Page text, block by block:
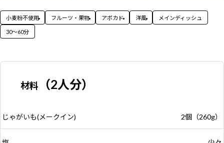
小麦粉不使用 フルーツ・果物 アボカド 洋風 メインディッシュ
30〜60分
材料 （2人分）
じゃがいも(メークイン) 2個（260g）